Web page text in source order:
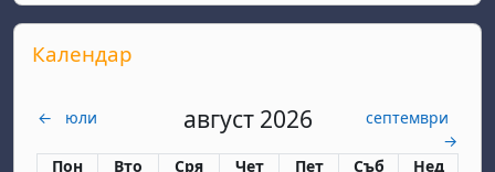
Прескочи Календар
Календар
← юли август 2026
септември
→
Понеделник
Пон вторник
Вто сряда
Сря четвъртък
Чет петък
Пет събота
Съб неделя
Нед